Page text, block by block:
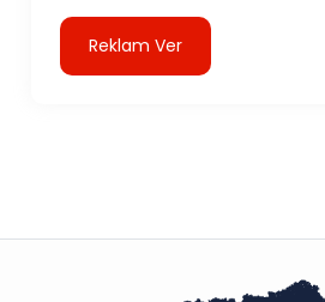
Reklam Ver